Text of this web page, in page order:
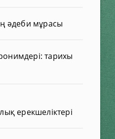
әдеби мұрасы
тарихы
ерекшеліктері